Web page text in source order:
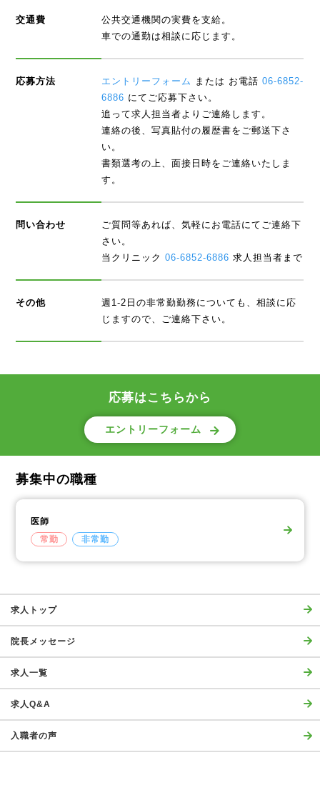
交通費
公共交通機関の実費を支給。
車での通勤は相談に応じます。
応募方法 エントリーフォーム または お電話 06-6852-
6886 にてご応募下さい。
追って求人担当者よりご連絡します。
連絡の後、写真貼付の履歴書をご郵送下さ
い。
書類選考の上、面接日時をご連絡いたしま
す。
問い合わせ
ご質問等あれば、気軽にお電話にてご連絡下
さい。
当クリニック06-6852-6886 求人担当者まで
その他
週1-2日の非常勤勤務についても、相談に応
じますので、ご連絡下さい。
応募はこちらから
エントリーフォーム
募集中の職種
医師
常勤
非常勤
求人トップ
院長メッセージ
求人一覧
求人Q&A
入職者の声